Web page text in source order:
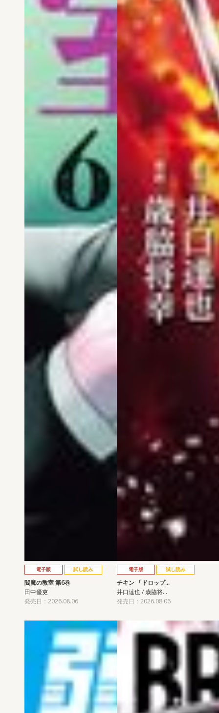
電子版 試し読み
閻魔の教室 第6巻
田中優吏
発売日：2026.08.06
電子版 試し読み
チキン 「ドロップ…
井口達也 / 歳脇将…
発売日：2026.08.06